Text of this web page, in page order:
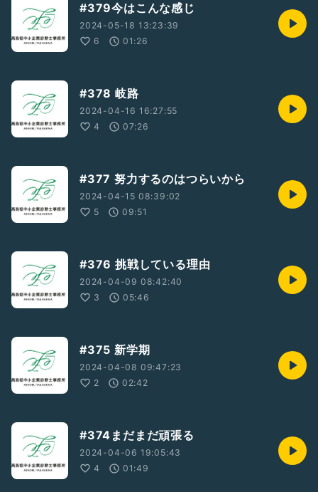
#379今はこんな感じ
2024-05-18 13:23:39
6
01:26
#378 岐路
2024-04-16 16:27:55
4
07:26
#377 努力するのはつらいから
2024-04-15 08:39:02
5
09:51
#376 挑戦している理由
2024-04-09 08:42:40
3
05:46
#375 新学期
2024-04-08 09:47:23
2
02:42
#374まだまだ頑張る
2024-04-06 19:05:43
4
01:49